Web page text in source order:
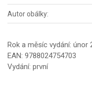
Autor obálky:
Rok a měsíc vydání: únor
EAN: 9788024754703
Vydání: první